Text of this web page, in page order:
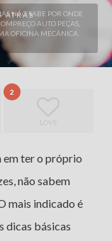
NÃO SABE POR ONDE
AUTO PEÇAS,
OFICINA MECÂNICA.
ATRÁS
2
em ter o próprio
não sabem
mais indicado é
dicas básicas